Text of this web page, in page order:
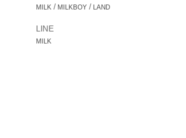
MILK / MILKBOY / LAND
LINE
MILK